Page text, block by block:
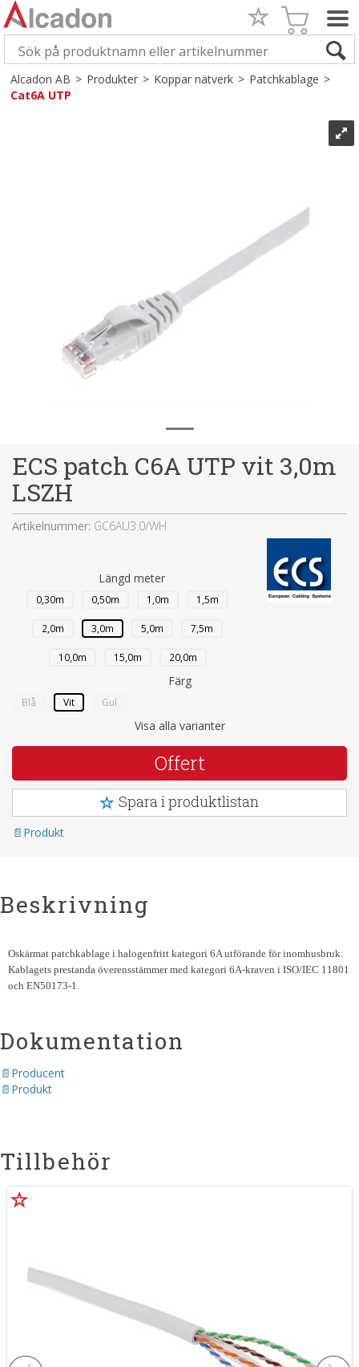
Alcadon AB>Produkter>Koppar nätverk>Patchkablage>
Cat6A UTP
ECS patch C6A UTP vit 3,0m
LSZH
Artikelnummer: GC6AU3.0/WH
Längd meter
0,30m 0,50m 1,0m 1,5m
2,0m 3,0m 5,0m 7,5m
10,0m 15,0m 20,0m
Färg
Blå Vit Gul
Visa alla varianter
Offert
Spara i produktlistan
Produkt
Beskrivning
Oskärmat patchkablage i halogenfritt kategori 6A utförande för inomhusbruk.
Kablagets prestanda överensstämmer med kategori 6A-kraven i ISO/IEC 11801
och EN50173-1.
Dokumentation
Producent
Produkt
Tillbehör